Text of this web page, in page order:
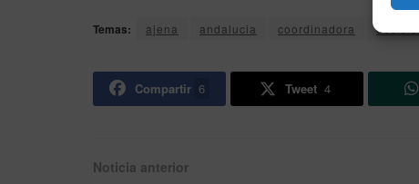
Temas: ajena andalucia coordinadora decision
Compartir 6 Tweet 4
Noticia anterior